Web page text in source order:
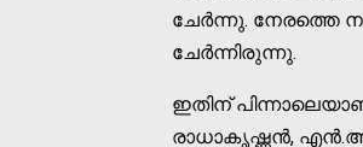
ചേർന്നു. നേരത്തെ
ചേർന്നിരുന്നു.
ഇതിന്
രാധാകൃഷ്ണൻ,